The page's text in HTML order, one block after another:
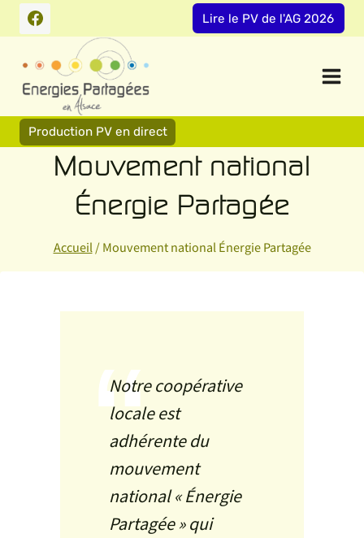
Aller
au
contenu
Lire le PV de l'AG 2026
Production PV en direct
Mouvement national
Énergie Partagée
Accueil/ Mouvement national Énergie Partagée
Notre coopérative
locale est
adhérente du
mouvement
national « Énergie
Partagée » qui